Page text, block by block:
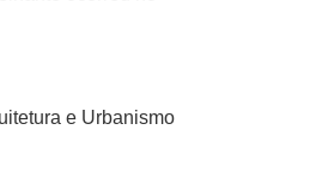
e Urbanismo